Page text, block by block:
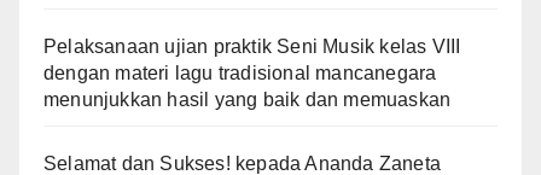
Pelaksanaan ujian praktik Seni Musik kelas VIII
dengan materi lagu tradisional mancanegara
menunjukkan hasil yang baik dan memuaskan
Selamat dan Sukses! kepada Ananda Zaneta